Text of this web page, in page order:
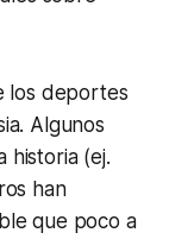
los deportes
Algunos
historia (ej.
han
que poco a